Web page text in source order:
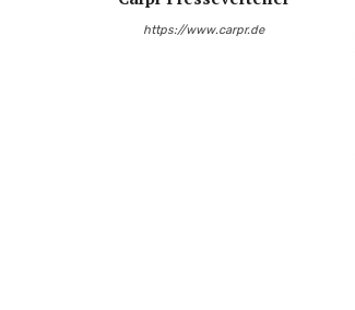
https://www.carpr.de